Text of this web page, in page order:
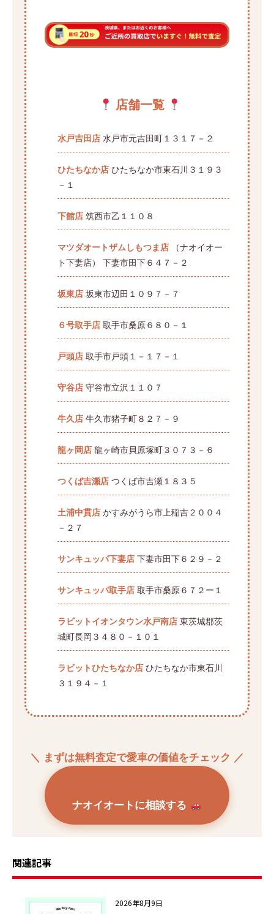
店舗一覧
水戸吉田店 水戸市元吉田町１３１７－２
ひたちなか店 ひたちなか市東石川３１９３
－１
下館店 筑西市乙１１０８
マツダオートザムしもつま店 （ナオイオー
ト下妻店） 下妻市田下６４７－２
坂東店 坂東市辺田１０９７－７
６号取手店 取手市桑原６８０－１
戸頭店 取手市戸頭１－１７－１
守谷店 守谷市立沢１１０７
牛久店 牛久市猪子町８２７－９
龍ヶ岡店 龍ヶ崎市貝原塚町３０７３－６
つくば吉瀬店 つくば市吉瀬１８３５
土浦中貫店 かすみがうら市上稲吉２００４
－２７
サンキュッパ下妻店 下妻市田下６２９－２
サンキュッパ取手店 取手市桑原６７２ー１
ラビットイオンタウン水戸南店 東茨城郡茨
城町長岡３４８０－１０１
ラビットひたちなか店 ひたちなか市東石川
３１９４－１
＼ まずは無料査定で愛車の価値をチェック ／
ナオイオートに相談する
関連記事
2026年8月9日